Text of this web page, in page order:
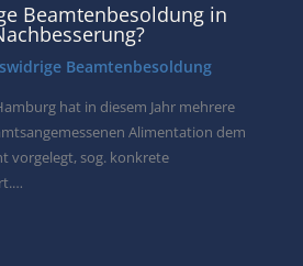
Beamtenbesoldung in
Beamtenbesoldung
hat in diesem Jahr mehrere
Alimentation dem
vorgelegt, sog. konkrete